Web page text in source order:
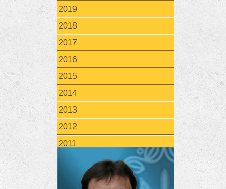
2019
2018
2017
2016
2015
2014
2013
2012
2011